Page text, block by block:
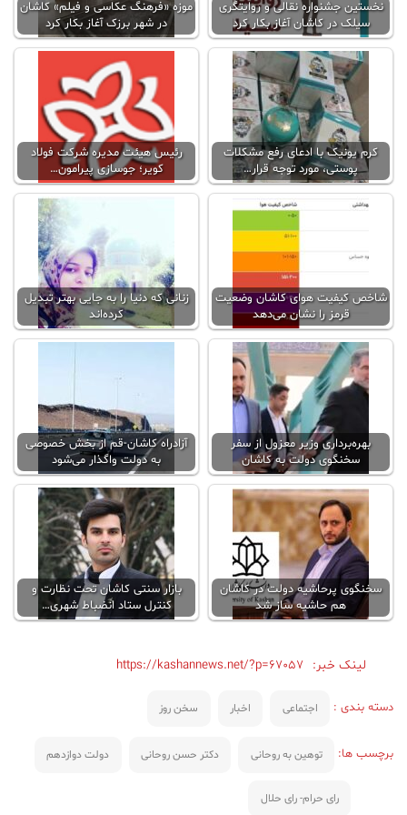
نخستین جشنواره نقالی و روایتگری
سیلک در کاشان آغاز بکار کرد
موزه «فرهنگ عکاسی و فیلم» کاشان
در شهر برزک آغاز بکار کرد
کرم یونیک با ادعای رفع مشکلات
پوستی، مورد توجه قرار…
رئیس هیئت مدیره شرکت فولاد
کویر؛ جوسازی‌ پیرامون…
شاخص کیفیت هوای کاشان وضعیت
قرمز را نشان می‌دهد
زنانی که دنیا را به جایی بهتر تبدیل
کرده‌اند
بهره‌برداری وزیر معزول از سفر
سخنگوی دولت به کاشان
آزادراه کاشان-قم از بخش خصوصی
به دولت واگذار می‌شود
سخنگوی پرحاشیه دولت در کاشان
هم حاشیه ساز شد
بازار سنتی کاشان تحت نظارت و
کنترل ستاد انضباط شهری…
لینک خبر: https://kashannews.net/?p=67057
دسته بندی : اجتماعی اخبار سخن روز
برچسب ها: توهین به روحانی دکتر حسن روحانی دولت دوازدهم
رای حرام- رای حلال